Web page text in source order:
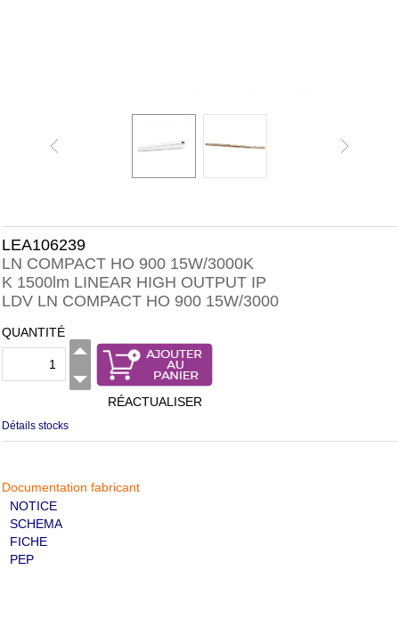
LEA106239
LN COMPACT HO 900 15W/3000K
K 1500lm LINEAR HIGH OUTPUT IP
LDV LN COMPACT HO 900 15W/3000
QUANTITÉ
RÉACTUALISER
Détails stocks
Documentation fabricant
NOTICE
SCHEMA
FICHE
PEP